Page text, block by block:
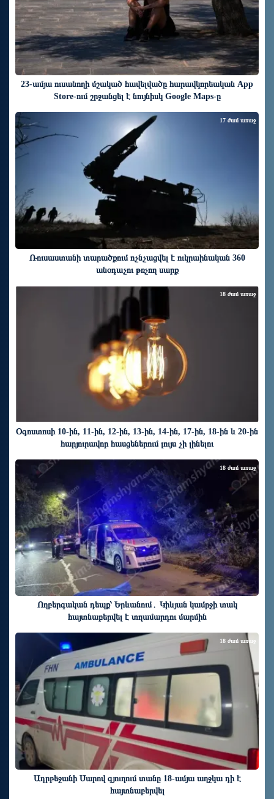
23-ամյա ուսանողի մշակած հավելվածը հարավկորեական App
Store-ում շրջանցել է նույնիսկ Google Maps-ը
Ռուսաստանի տարածքում ոչնչացվել է ուկրաինական 360
անօդաչու թռչող սարք
17 ժամ առաջ
Օգոստոսի 10-ին, 11-ին, 12-ին, 13-ին, 14-ին, 17-ին, 18-ին և 20-ին
հարյուրավոր հասցեներում լույս չի լինելու
18 ժամ առաջ
Ողբերգական դեպք՝ Երևանում․ Կիևյան կամրջի տակ
հայտնաբերվել է տղամարդու մարմին
18 ժամ առաջ
Ադրբեջանի Սարով գյուղում տանը 18-ամյա աղջկա դի է
հայտնաբերվել
18 ժամ առաջ